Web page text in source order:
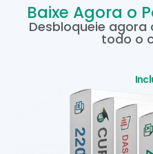
Baixe Agora o
Desbloqueie agora
todo o